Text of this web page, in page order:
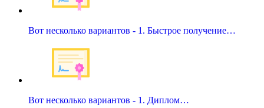
Вот несколько вариантов - 1. Быстрое получение…
Вот несколько вариантов - 1. Диплом…